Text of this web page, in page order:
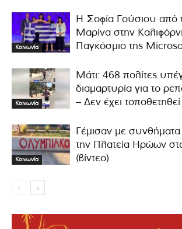
Κοινωνία
Η Σοφία Γούσιου από
Μαρίνα στην
Παγκόσμιο της
Κοινωνία
Μάτι: 468 πολίτες
διαμαρτυρία για το
– Δεν έχει
Κοινωνία
Γέμισαν με συνθήματα
την Πλατεία Ηρώων
(βίντεο)